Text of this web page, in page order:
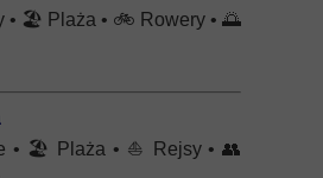
• 🏖️ Plaża • 🚲 Rowery • 🌅
• 🏖️ Plaża • ⛵ Rejsy •👥